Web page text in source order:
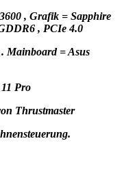
, Grafik = Sapphire
, PCIe 4.0
Mainboard = Asus
Pro
Thrustmaster